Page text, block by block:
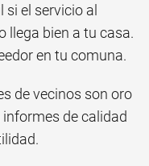
si el servicio al
llega bien a tu casa.
en tu comuna.
de vecinos son oro
de calidad